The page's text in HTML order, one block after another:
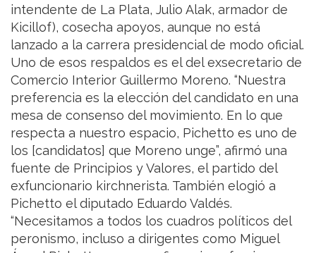
intendente de La Plata, Julio Alak, armador de
Kicillof), cosecha apoyos, aunque no está
lanzado a la carrera presidencial de modo oficial.
Uno de esos respaldos es el del exsecretario de
Comercio Interior Guillermo Moreno. “Nuestra
preferencia es la elección del candidato en una
mesa de consenso del movimiento. En lo que
respecta a nuestro espacio, Pichetto es uno de
los [candidatos] que Moreno unge”, afirmó una
fuente de Principios y Valores, el partido del
exfuncionario kirchnerista. También elogió a
Pichetto el diputado Eduardo Valdés.
“Necesitamos a todos los cuadros políticos del
peronismo, incluso a dirigentes como Miguel